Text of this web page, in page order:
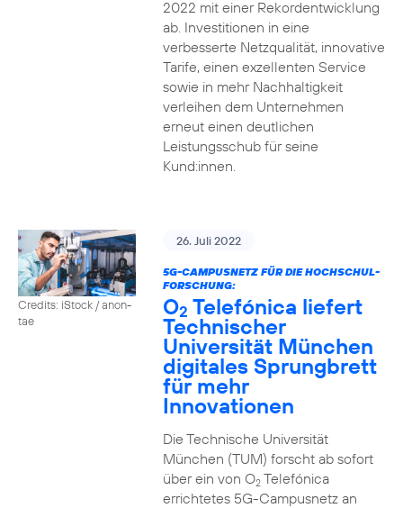
2022 mit einer Rekordentwicklung
ab. Investitionen in eine
verbesserte Netzqualität, innovative
Tarife, einen exzellenten Service
sowie in mehr Nachhaltigkeit
verleihen dem Unternehmen
erneut einen deutlichen
Leistungsschub für seine
Kund:innen.
Credits: iStock / anon-
tae
26. Juli 2022
5G-CAMPUSNETZ FÜR DIE HOCHSCHUL-
FORSCHUNG:
O2 Telefónica liefert
Technischer
Universität München
digitales Sprungbrett
für mehr
Innovationen
Die Technische Universität
München (TUM) forscht ab sofort
über ein von O2Telefónica
errichtetes 5G-Campusnetz an